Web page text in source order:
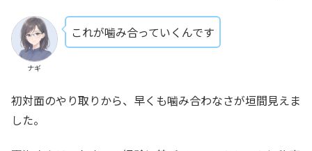
ナギ
これが噛み合っていくんです
初対面のやり取りから、早くも噛み合わなさが垣間見えま
した。